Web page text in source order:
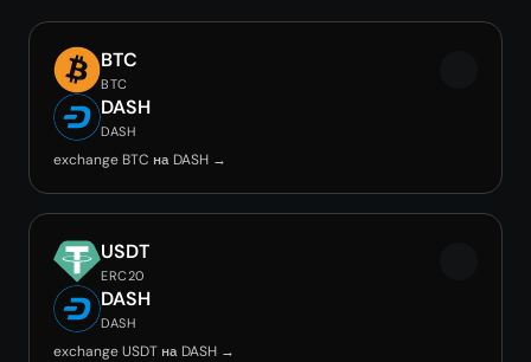
BTC
BTC
DASH
DASH
exchange BTC на DASH →
USDT
ERC20
DASH
DASH
exchange USDT на DASH →